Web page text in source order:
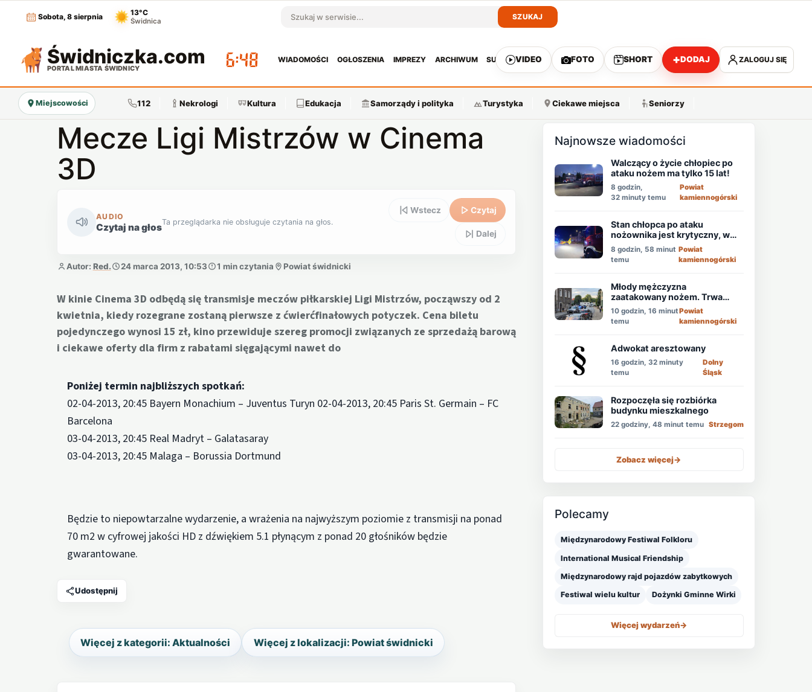
Sobota, 8 sierpnia
13°C
Świdnica Szukaj w serwisie
SZUKAJ
Świdniczka.com
PORTAL MIASTA ŚWIDNICY 06:48
WIADOMOŚCI OGŁOSZENIA IMPREZY ARCHIWUM SUBSKRYPCJA
VIDEO FOTO SHORT +DODAJ ZALOGUJ SIĘ
Miejscowości 112 Nekrologi Kultura Edukacja Samorządy i polityka Turystyka Ciekawe miejsca Seniorzy
Mecze Ligi Mistrzów w Cinema
3D
AUDIO
Czytaj na głosTa przeglądarka nie obsługuje czytania na głos.
Wstecz Czytaj
Dalej
Autor: Red. 24 marca 2013, 10:53 1 min czytania Powiat świdnicki
W kinie Cinema 3D odbędą się transmisje meczów piłkarskiej Ligi Mistrzów, począwszy od 2
kwietnia, kiedy rozegrane zostaną pierwsze z ćwierćfinałowych potyczek. Cena biletu
pojedynczego wynosi 15 zł, kino przewiduje szereg promocji związanych ze sprzedażą barową
i ciekawe oferty dla firm z rabatami sięgającymi nawet do
Poniżej termin najbliższych spotkań:
02-04-2013, 20:45 Bayern Monachium – Juventus Turyn 02-04-2013, 20:45 Paris St. Germain – FC
Barcelona
03-04-2013, 20:45 Real Madryt – Galatasaray
03-04-2013, 20:45 Malaga – Borussia Dortmund
Będzie to niepowtarzalne wydarzenie, a wrażenia na najwyższym poziomie z transmisji na ponad
70 m2 w cyfrowej jakości HD z dźwiękiem 5.1 płynącym z ponad 20 głośników będzie
gwarantowane.
Udostępnij
Więcej z kategorii: Aktualności Więcej z lokalizacji: Powiat świdnicki
Najnowsze wiadomości
Walczący o życie chłopiec po
ataku nożem ma tylko 15 lat!
8 godzin,
32 minuty temu
Powiat
kamiennogórski
Stan chłopca po ataku
nożownika jest krytyczny, w
akcji śmigłowiec LPR!
8 godzin, 58 minut
temu
Powiat
kamiennogórski
Młody mężczyzna
zaatakowany nożem. Trwa
obława!
10 godzin, 16 minut
temu
Powiat
kamiennogórski
Adwokat aresztowany
16 godzin, 32 minuty
temu
Dolny
Śląsk
Rozpoczęła się rozbiórka
budynku mieszkalnego
22 godziny, 48 minut temu Strzegom
Zobacz więcej->
Polecamy
Międzynarodowy Festiwal Folkloru
International Musical Friendship
Międzynarodowy rajd pojazdów zabytkowych
Festiwal wielu kultur Dożynki Gminne Wirki
Więcej wydarzeń->